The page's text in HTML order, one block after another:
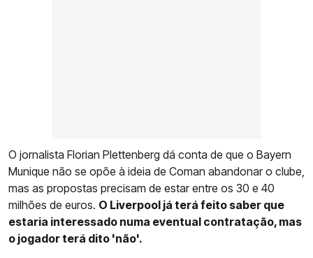
O jornalista Florian Plettenberg dá conta de que o Bayern
Munique não se opõe à ideia de Coman abandonar o clube,
mas as propostas precisam de estar entre os 30 e 40
milhões de euros. O Liverpool já terá feito saber que
estaria interessado numa eventual contratação, mas
o jogador terá dito 'não'.